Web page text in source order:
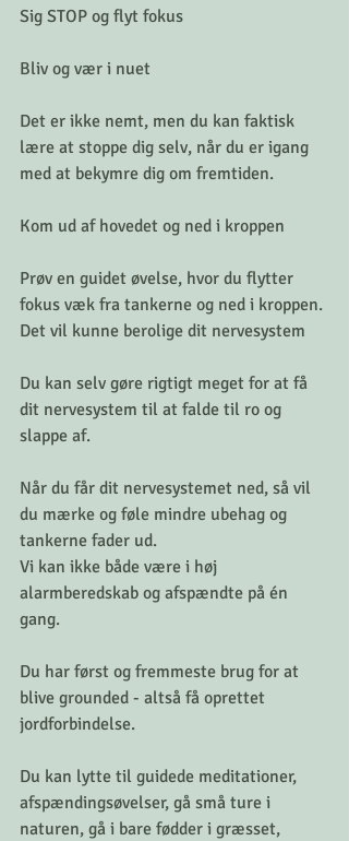
Sig STOP og flyt fokus
Bliv og vær i nuet
Det er ikke nemt, men du kan faktisk
lære at stoppe dig selv, når du er igang
med at bekymre dig om fremtiden.
Kom ud af hovedet og ned i kroppen
Prøv en guidet øvelse, hvor du flytter
fokus væk fra tankerne og ned i kroppen.
Det vil kunne berolige dit nervesystem
Du kan selv gøre rigtigt meget for at få
dit nervesystem til at falde til ro og
slappe af.
Når du får dit nervesystemet ned, så vil
du mærke og føle mindre ubehag og
tankerne fader ud.
Vi kan ikke både være i høj
alarmberedskab og afspændte på én
gang.
Du har først og fremmeste brug for at
blive grounded - altså få oprettet
jordforbindelse.
Du kan lytte til guidede meditationer,
afspændingsøvelser, gå små ture i
naturen, gå i bare fødder i græsset,